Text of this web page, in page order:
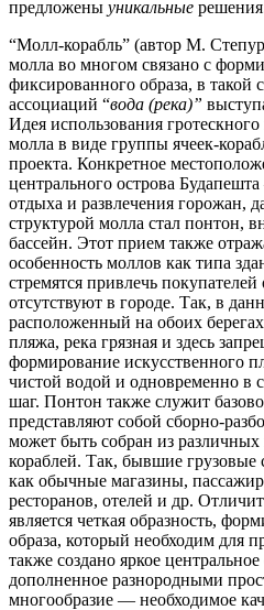
предложены уникальные
“Молл-корабль” (автор М.
молла во многом связано с
фиксированного образа, в такой
ассоциаций “вода (река)”
Идея использования
молла в виде группы ячеек-
проекта. Конкретное
центрального острова
отдыха и развлечения горожан,
структурой молла стал понтон,
бассейн. Этот прием также
особенность моллов как типа
стремятся привлечь
отсутствуют в городе. Так, в
расположенный на обоих
пляжа, река грязная и здесь
формирование искусственного
чистой водой и одновременно в
шаг. Понтон также служит
представляют собой сборно-
может быть собран из
кораблей. Так, бывшие грузовые
как обычные магазины,
ресторанов, отелей и др.
является четкая образность,
образа, который необходим для
также создано яркое
дополненное разнородными
многообразие — необходимое